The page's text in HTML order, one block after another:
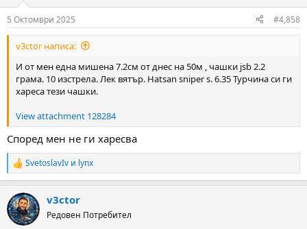
s
:
5 Октомври 2025 #4,858
v3ctor написа:
И от мен една мишена 7.2см от днес на 50м , чашки jsb 2.2
грама. 10 изстрела. Лек вятър. Hatsan sniper s. 6.35 Турчина си ги
хареса тези чашки.
View attachment 128284
Според мен не ги харесва
R
e
c
t
i
SvetoslavIv и lynx
v3ctor
Редовен Потребител